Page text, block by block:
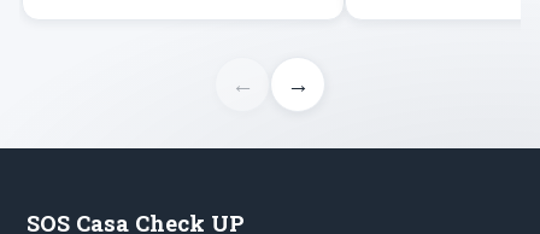
← →
SOS Casa Check UP